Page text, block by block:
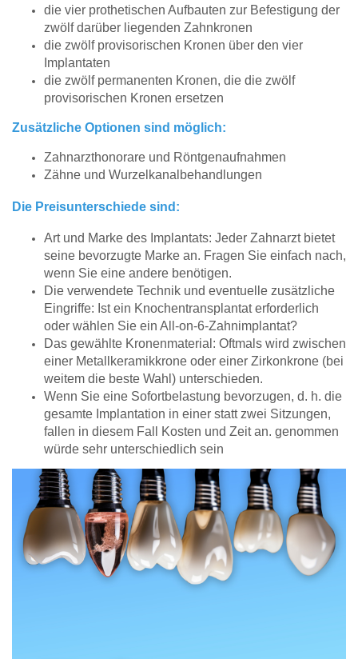
die vier prothetischen Aufbauten zur Befestigung der
zwölf darüber liegenden Zahnkronen
die zwölf provisorischen Kronen über den vier
Implantaten
die zwölf permanenten Kronen, die die zwölf
provisorischen Kronen ersetzen
Zusätzliche Optionen sind möglich:
Zahnarzthonorare und Röntgenaufnahmen
Zähne und Wurzelkanalbehandlungen
Die Preisunterschiede sind:
Art und Marke des Implantats: Jeder Zahnarzt bietet
seine bevorzugte Marke an. Fragen Sie einfach nach,
wenn Sie eine andere benötigen.
Die verwendete Technik und eventuelle zusätzliche
Eingriffe: Ist ein Knochentransplantat erforderlich
oder wählen Sie ein All-on-6-Zahnimplantat?
Das gewählte Kronenmaterial: Oftmals wird zwischen
einer Metallkeramikkrone oder einer Zirkonkrone (bei
weitem die beste Wahl) unterschieden.
Wenn Sie eine Sofortbelastung bevorzugen, d. h. die
gesamte Implantation in einer statt zwei Sitzungen,
fallen in diesem Fall Kosten und Zeit an. genommen
würde sehr unterschiedlich sein